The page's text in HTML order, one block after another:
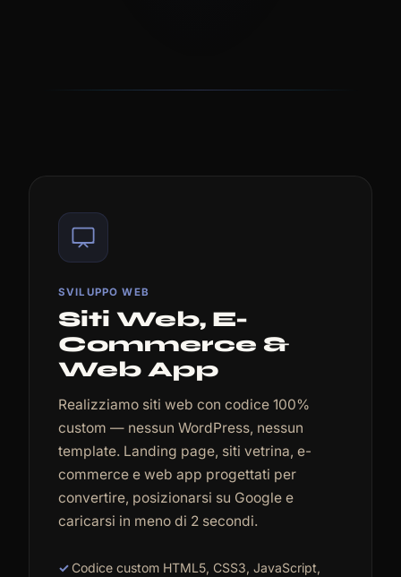
SVILUPPO WEB
Siti Web, E-
Commerce &
Web App
Realizziamo siti web con codice 100%
custom — nessun WordPress, nessun
template. Landing page, siti vetrina, e-
commerce e web app progettati per
convertire, posizionarsi su Google e
caricarsi in meno di 2 secondi.
Codice custom HTML5, CSS3, JavaScript,